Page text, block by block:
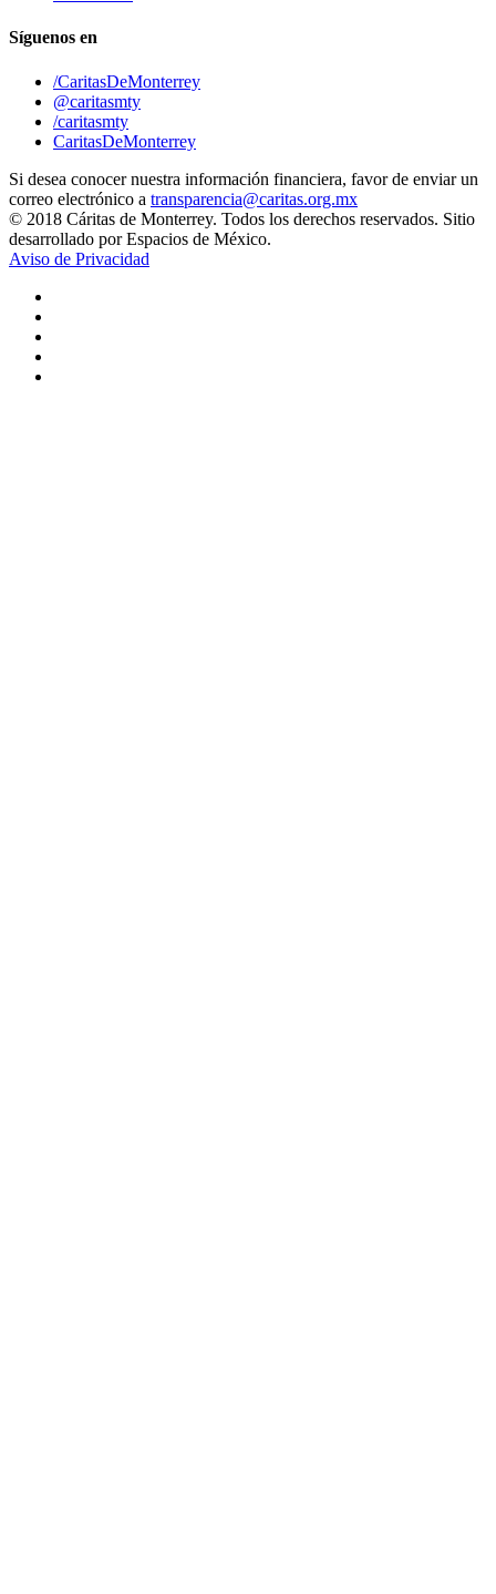
Síguenos en
/CaritasDeMonterrey
@caritasmty
/caritasmty
CaritasDeMonterrey
Si desea conocer nuestra información financiera, favor de enviar un
correo electrónico a transparencia@caritas.org.mx
© 2018 Cáritas de Monterrey. Todos los derechos reservados. Sitio
desarrollado por Espacios de México.
Aviso de Privacidad